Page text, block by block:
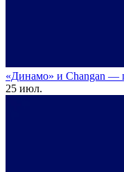
«Динамо» и Changan —
25 июл.